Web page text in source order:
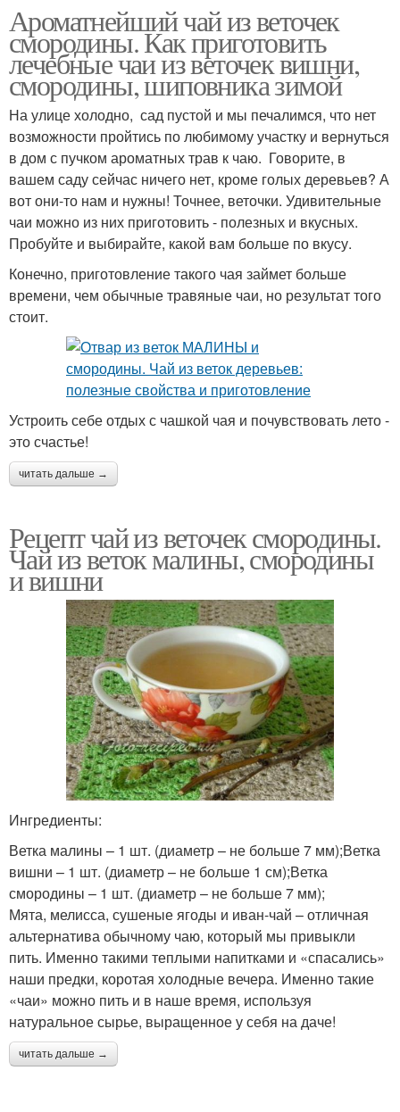
Ароматнейший чай из веточек
смородины. Как приготовить
лечебные чаи из веточек вишни,
смородины, шиповника зимой
На улице холодно, сад пустой и мы печалимся, что нет
возможности пройтись по любимому участку и вернуться
в дом с пучком ароматных трав к чаю. Говорите, в
вашем саду сейчас ничего нет, кроме голых деревьев? А
вот они-то нам и нужны! Точнее, веточки. Удивительные
чаи можно из них приготовить - полезных и вкусных.
Пробуйте и выбирайте, какой вам больше по вкусу.
Конечно, приготовление такого чая займет больше
времени, чем обычные травяные чаи, но результат того
стоит.
Устроить себе отдых с чашкой чая и почувствовать лето -
это счастье!
читать дальше →
Рецепт чай из веточек смородины.
Чай из веток малины, смородины
и вишни
Ингредиенты:
Ветка малины – 1 шт. (диаметр – не больше 7 мм);Ветка
вишни – 1 шт. (диаметр – не больше 1 см);Ветка
смородины – 1 шт. (диаметр – не больше 7 мм);
Мята, мелисса, сушеные ягоды и иван-чай – отличная
альтернатива обычному чаю, который мы привыкли
пить. Именно такими теплыми напитками и «спасались»
наши предки, коротая холодные вечера. Именно такие
«чаи» можно пить и в наше время, используя
натуральное сырье, выращенное у себя на даче!
читать дальше →